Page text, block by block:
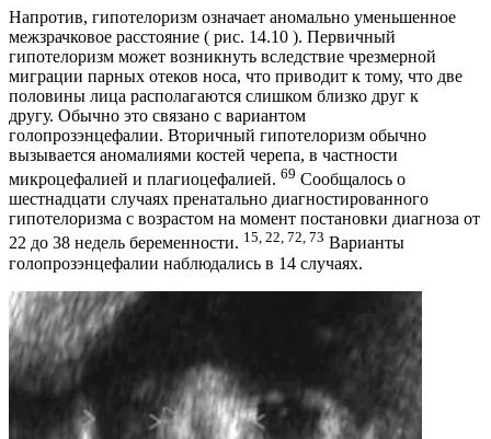
Напротив, гипотелоризм означает аномально уменьшенное
межзрачковое расстояние ( рис. 14.10 ). Первичный
гипотелоризм может возникнуть вследствие чрезмерной
миграции парных отеков носа, что приводит к тому, что две
половины лица располагаются слишком близко друг к
другу. Обычно это связано с вариантом
голопрозэнцефалии. Вторичный гипотелоризм обычно
вызывается аномалиями костей черепа, в частности
микроцефалией и плагиоцефалией. 69 Сообщалось о
шестнадцати случаях пренатально диагностированного
гипотелоризма с возрастом на момент постановки диагноза от
22 до 38 недель беременности. 15, 22, 72, 73 Варианты
голопрозэнцефалии наблюдались в 14 случаях.